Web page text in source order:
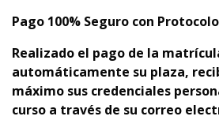
Pago 100% Seguro con
Realizado el pago de la
automáticamente su plaza,
máximo sus credenciales
curso a través de su correo